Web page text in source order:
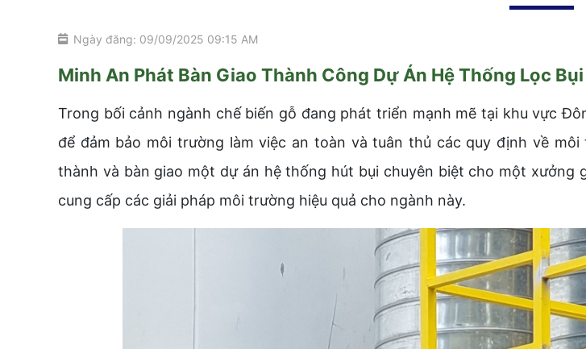
Ngày đăng: 09/09/2025 09:15 AM
Minh An Phát Bàn Giao Thành Công Dự Án Hệ Thống Lọc
Trong bối cảnh ngành chế biến gỗ đang phát triển mạnh mẽ tại khu vực
để đảm bảo môi trường làm việc an toàn và tuân thủ các quy định về
thành và bàn giao một dự án hệ thống hút bụi chuyên biệt cho một
cung cấp các giải pháp môi trường hiệu quả cho ngành này.